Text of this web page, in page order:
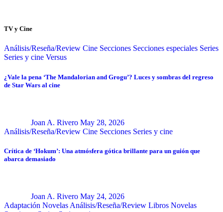
TV y Cine
Análisis/Reseña/Review Cine Secciones Secciones especiales Series
Series y cine Versus
¿Vale la pena ‘The Mandalorian and Grogu’? Luces y sombras del regreso
de Star Wars al cine
Joan A. Rivero May 28, 2026
Análisis/Reseña/Review Cine Secciones Series y cine
Crítica de ‘Hokum’: Una atmósfera gótica brillante para un guión que
abarca demasiado
Joan A. Rivero May 24, 2026
Adaptación Novelas Análisis/Reseña/Review Libros Novelas